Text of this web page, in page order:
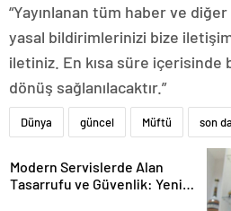
“Yayınlanan tüm haber ve
yasal bildirimlerinizi bize
iletiniz. En kısa süre
dönüş sağlanılacaktır.”
Dünya güncel Müftü son
Modern Servislerde Alan
Tasarrufu ve Güvenlik: Yeni